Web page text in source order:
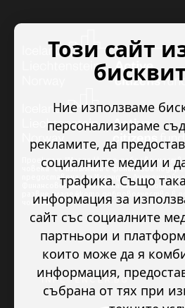
Проектът “Младежкото
човека” се изпълнява с финансова
предоставена от Исландия, Лихтенщайн и
Финансовия механизъм на ЕИП.
развие младежкото доброволчество в
човека.
Този сайт
Ние използваме
персонализираме
рекламите, да
социалните медии и
трафика. Също
информация за
сайт със социалните
партньори и
които може да я
информация,
събрана от тях при